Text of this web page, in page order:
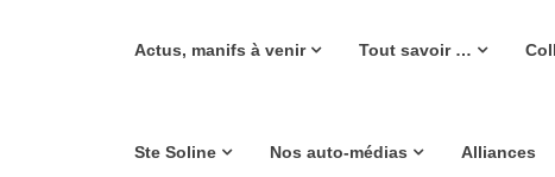
Actus, manifs à venir Tout savoir …
Ste Soline Nos auto-médias Alliances